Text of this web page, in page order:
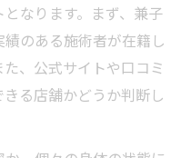
なります。まず、兼子
のある施術者が在籍し
、公式サイトや口コミ
る店舗かどうか判断し